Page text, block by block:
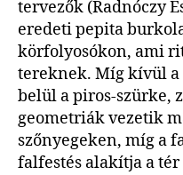
tervezők (Radnóczy
eredeti pepita
körfolyosókon, ami
tereknek. Míg kívül
belül a piros-szürke,
geometriák vezetik
szőnyegeken, míg a
falfestés alakítja a